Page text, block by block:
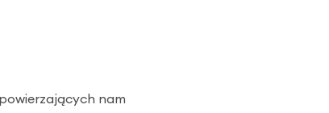
nam